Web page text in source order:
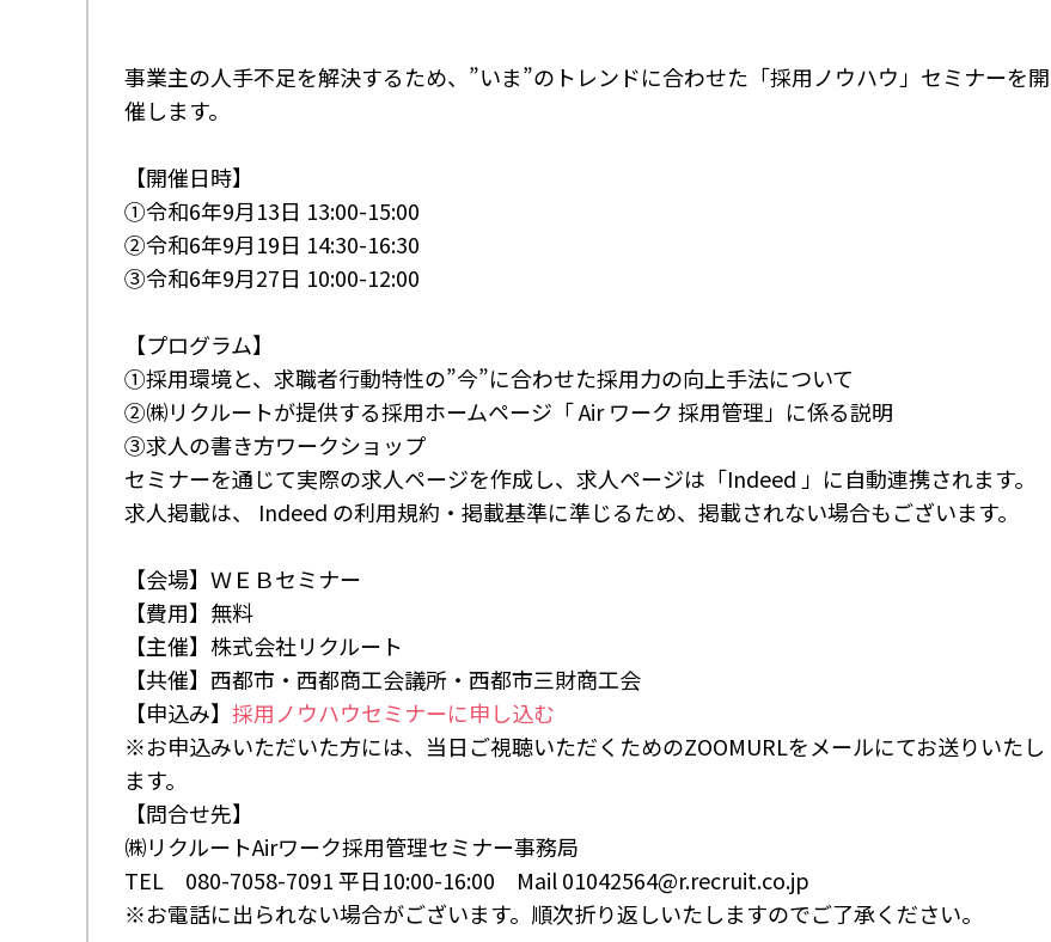
事業主の人手不足を解決するため、”いま”のトレンドに合わせた「採用ノウハウ」セミナーを開
催します。
【開催日時】
①令和6年9月13日 13:00-15:00
②令和6年9月19日 14:30-16:30
③令和6年9月27日 10:00-12:00
【プログラム】
①採用環境と、求職者行動特性の”今”に合わせた採用力の向上手法について
②㈱リクルートが提供する採用ホームページ「 Air ワーク 採用管理」に係る説明
③求人の書き方ワークショップ
セミナーを通じて実際の求人ページを作成し、求人ページは「Indeed 」に自動連携されます。
求人掲載は、 Indeed の利用規約・掲載基準に準じるため、掲載されない場合もございます。
【会場】ＷＥＢセミナー
【費用】無料
【主催】株式会社リクルート
【共催】西都市・西都商工会議所・西都市三財商工会
【申込み】 採用ノウハウセミナーに申し込む
※お申込みいただいた方には、当日ご視聴いただくためのZOOMURLをメールにてお送りいたし
ます。
【問合せ先】
㈱リクルートAirワーク採用管理セミナー事務局
TEL 080-7058-7091 平日10:00-16:00 Mail 01042564@r.recruit.co.jp
※お電話に出られない場合がございます。順次折り返しいたしますのでご了承ください。